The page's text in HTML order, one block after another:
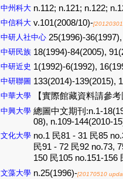
中州科大 n.112; n.121; n.122;
中信科大 v.101(2008/10)-
中研人社中心 25(1996)-
中研民族 18(1994)-84(2005),
中研近史 1(1992)-6(1992),
中研聯圖 133(2014)-139(2015),
中華大學 【實際館藏資料請參
中興大學 總圖中文期刊:n.1-
08), n.109-144(2010-
文化大學 no.1 民81 - 31 民85
民91 - 72 民92 no.73,
150 民105 no.151-156
文藻大學 n.25(1996)-[20170510